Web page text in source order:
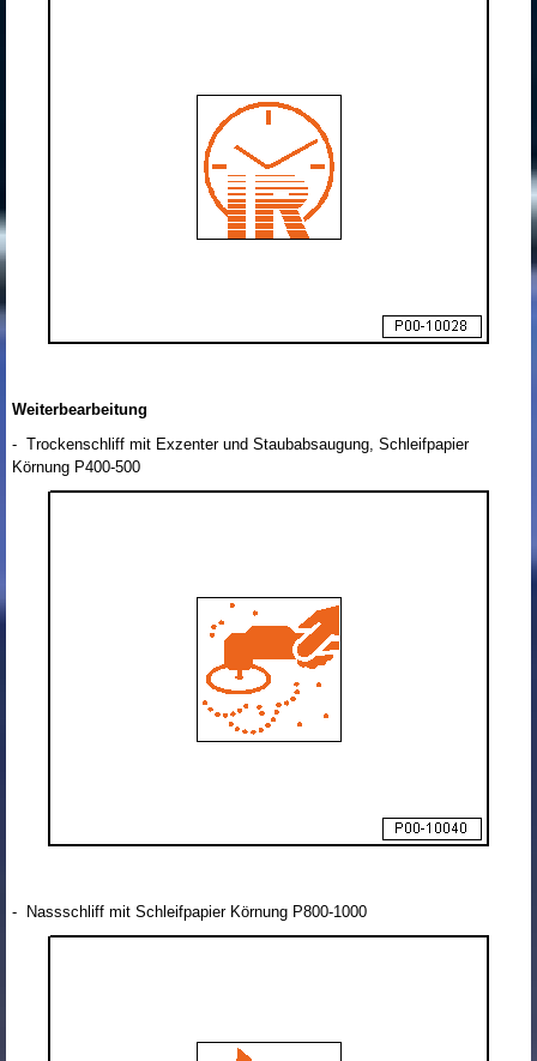
Weiterbearbeitung
- Trockenschliff mit Exzenter und Staubabsaugung, Schleifpapier
Körnung P400-500
- Nassschliff mit Schleifpapier Körnung P800-1000